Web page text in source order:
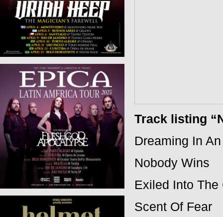
Track listing
Dreaming In
Nobody Wins
Exiled Into The
Scent Of Fear